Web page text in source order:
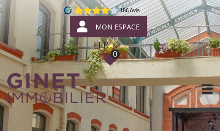
MON ESPACE
FR
0